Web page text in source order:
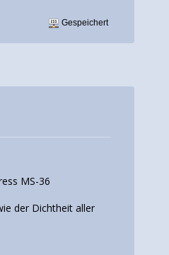
Gespeichert
MS-36
der Dichtheit aller